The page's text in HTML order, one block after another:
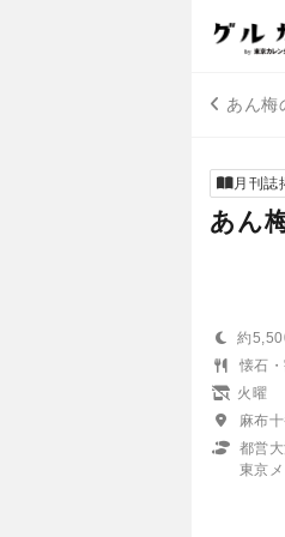
あん梅
月刊誌
あん
約
懐石
火曜
麻布
都営
東京